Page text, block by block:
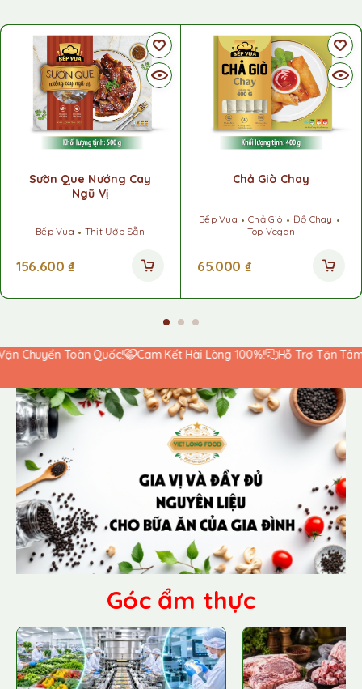
Sườn Que Nướng Cay
Ngũ Vị
Bếp Vua Thịt Ướp Sẵn
156.600₫
Chả Giò Chay
Bếp Vua Chả Giò
Đồ Chay
Top Vegan
65.000 ₫
Chuyển Toàn Quốc! Cam Kết Hài Lòng 100%! Hỗ Trợ Tận Tâm
Góc ẩm thực